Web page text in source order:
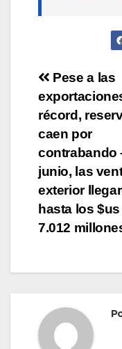
Pese a las
récord,
caen por
contrabando
junio, las
exterior
hasta los $us
7.012